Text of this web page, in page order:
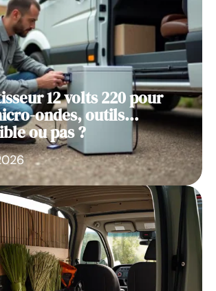
12 volts 220 pour
ondes, outils…
ou pas ?